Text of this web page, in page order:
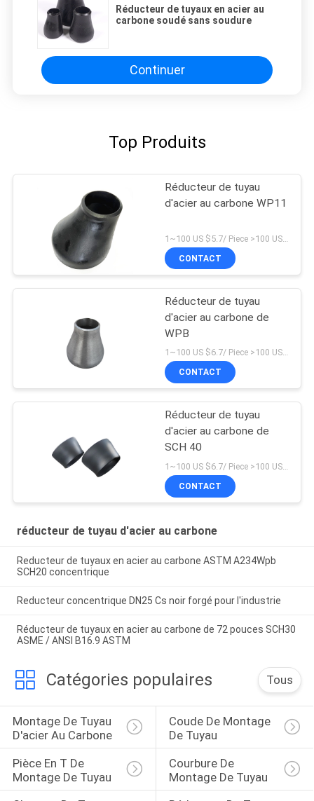
Réducteur de tuyaux en acier au
carbone soudé sans soudure
Continuer
Top Produits
Réducteur de tuyau
d'acier au carbone WP11
CONTACT
Réducteur de tuyau
d'acier au carbone de
WPB
1~100 US $6.7/ Piece >100 US $4.5/ Piece MOQ:1 morceau
CONTACT
Réducteur de tuyau
d'acier au carbone de
SCH 40
1~100 US $6.7/ Piece >100 US $4.5/ Piece MOQ:1 morceau
CONTACT
réducteur de tuyau d'acier au carbone
Reducteur de tuyaux en acier au carbone ASTM A234Wpb
SCH20 concentrique
Reducteur concentrique DN25 Cs noir forgé pour l'industrie
Réducteur de tuyaux en acier au carbone de 72 pouces SCH30
ASME / ANSI B16.9 ASTM
Catégories populaires Tous
Montage De Tuyau
D'acier Au Carbone
Coude De Montage
De Tuyau
Pièce En T De
Montage De Tuyau
Courbure De
Montage De Tuyau